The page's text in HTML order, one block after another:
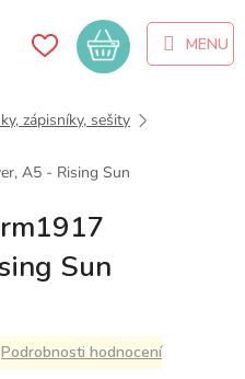
Nákupní
košík
zápisníky, sešity
A5 - Rising Sun
Sun
Podrobnosti hodnocení